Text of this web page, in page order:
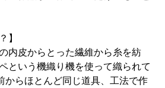
】
内皮からとった繊維から糸を紡
という機織り機を使って織られて
からほとんど同じ道具、工法で作